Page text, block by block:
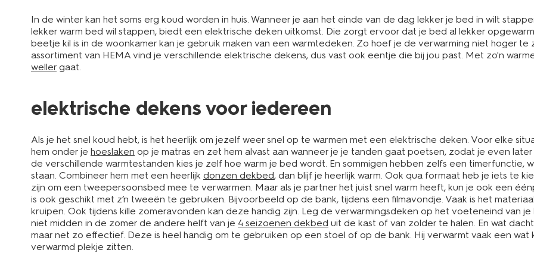
In de winter kan het soms erg koud worden in huis. Wanneer je aan het einde van de dag lekker je bed in wilt
lekker warm bed wil stappen, biedt een elektrische deken uitkomst. Die zorgt ervoor dat je bed al lekker
beetje kil is in de woonkamer kan je gebruik maken van een warmtedeken. Zo hoef je de verwarming niet hoger te
assortiment van HEMA vind je verschillende elektrische dekens, dus vast ook eentje die bij jou past. Met zo'n
weller gaat.
elektrische dekens voor iedereen
Als je het snel koud hebt, is het heerlijk om jezelf weer snel op te warmen met een elektrische deken. Voor elke
hem onder je hoeslaken op je matras en zet hem alvast aan wanneer je je tanden gaat poetsen, zodat je even
de verschillende warmtestanden kies je zelf hoe warm je bed wordt. En sommigen hebben zelfs een timerfunctie,
staan. Combineer hem met een heerlijk donzen dekbed, dan blijf je heerlijk warm. Ook qua formaat heb je iets te
zijn om een tweepersoonsbed mee te verwarmen. Maar als je partner het juist snel warm heeft, kun je ook een
is ook geschikt met z’n tweeën te gebruiken. Bijvoorbeeld op de bank, tijdens een filmavondje. Vaak is het
kruipen. Ook tijdens kille zomeravonden kan deze handig zijn. Leg de verwarmingsdeken op het voeteneind van
niet midden in de zomer de andere helft van je 4 seizoenen dekbed uit de kast of van zolder te halen. En wat
maar net zo effectief. Deze is heel handig om te gebruiken op een stoel of op de bank. Hij verwarmt vaak een
verwarmd plekje zitten.